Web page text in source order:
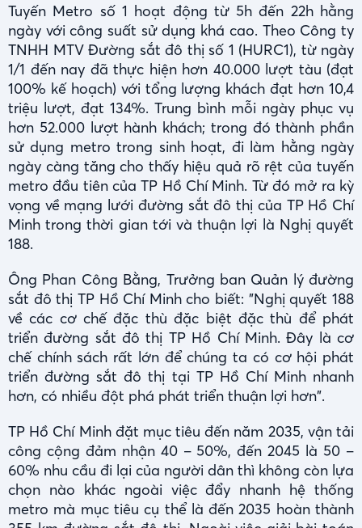
Tuyến Metro số 1 hoạt động từ 5h đến 22h hằng
ngày với công suất sử dụng khá cao. Theo Công ty
TNHH MTV Đường sắt đô thị số 1 (HURC1), từ ngày
1/1 đến nay đã thực hiện hơn 40.000 lượt tàu (đạt
100% kế hoạch) với tổng lượng khách đạt hơn 10,4
triệu lượt, đạt 134%. Trung bình mỗi ngày phục vụ
hơn 52.000 lượt hành khách; trong đó thành phần
sử dụng metro trong sinh hoạt, đi làm hằng ngày
ngày càng tăng cho thấy hiệu quả rõ rệt của tuyến
metro đầu tiên của TP Hồ Chí Minh. Từ đó mở ra kỳ
vọng về mạng lưới đường sắt đô thị của TP Hồ Chí
Minh trong thời gian tới và thuận lợi là Nghị quyết
188.
Ông Phan Công Bằng, Trưởng ban Quản lý đường
sắt đô thị TP Hồ Chí Minh cho biết: "Nghị quyết 188
về các cơ chế đặc thù đặc biệt đặc thù để phát
triển đường sắt đô thị TP Hồ Chí Minh. Đây là cơ
chế chính sách rất lớn để chúng ta có cơ hội phát
triển đường sắt đô thị tại TP Hồ Chí Minh nhanh
hơn, có nhiều đột phá phát triển thuận lợi hơn".
TP Hồ Chí Minh đặt mục tiêu đến năm 2035, vận tải
công cộng đảm nhận 40 – 50%, đến 2045 là 50 –
60% nhu cầu đi lại của người dân thì không còn lựa
chọn nào khác ngoài việc đẩy nhanh hệ thống
metro mà mục tiêu cụ thể là đến 2035 hoàn thành